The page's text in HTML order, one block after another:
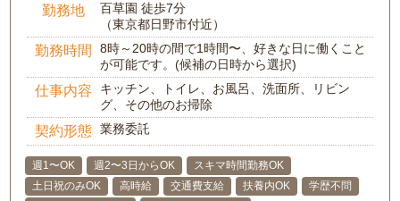
勤務地
百草園 徒歩7分
（東京都日野市付近）
勤務時間
8時～20時の間で1時間〜、好きな日に働くこと
が可能です。(候補の日時から選択)
仕事内容
キッチン、トイレ、お風呂、洗面所、リビン
グ、その他のお掃除
契約形態 業務委託
週1〜OK 週2〜3日からOK
スキマ時間勤務OK
土日祝のみOK
高時給 交通費支給 扶養内OK
学歴不問